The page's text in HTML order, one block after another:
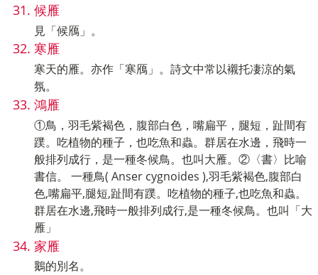
候雁
見「候鴈」。
寒雁
寒天的雁。亦作「寒鴈」。詩文中常以襯托凄涼的氣
氛。
鴻雁
①鳥，羽毛紫褐色，腹部白色，嘴扁平，腿短，趾間有
蹼。吃植物的種子，也吃魚和蟲。群居在水邊，飛時一
般排列成行，是一種冬候鳥。也叫大雁。②〈書〉比喻
書信。 一種鳥( Anser cygnoides ),羽毛紫褐色,腹部白
色,嘴扁平,腿短,趾間有蹼。吃植物的種子,也吃魚和蟲。
群居在水邊,飛時一般排列成行,是一種冬候鳥。也叫「大
雁」
家雁
鵝的別名。